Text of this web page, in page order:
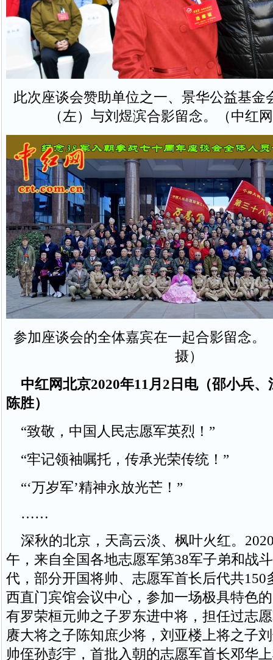
此次座谈会赞助单位之一、景华公益基金
（左）与刘煜滨合影留念。（中红
参加座谈会的全体嘉宾在一起合影留念。
摄）
中红网北京2020年11月2日电（邵小兵
陈胜）
“致敬，中国人民志愿军英烈！”
“牢记领袖嘱托，传承光荣传统！”
“‘万岁军’精神永放光芒！”
……
深秋的北京，天高云淡、枫叶火红。
午，来自全国各地志愿军第38军子弟和战
代，部分开国将帅、志愿军首长后代共150
西直门宾馆会议中心，参加一场极具特色
有罗荣桓元帅之子罗东进中将，担任过志
赓大将之子陈知庶少将，刘亚楼上将之子
帅侄孙彭宇，首批入朝的志愿军首长邓华